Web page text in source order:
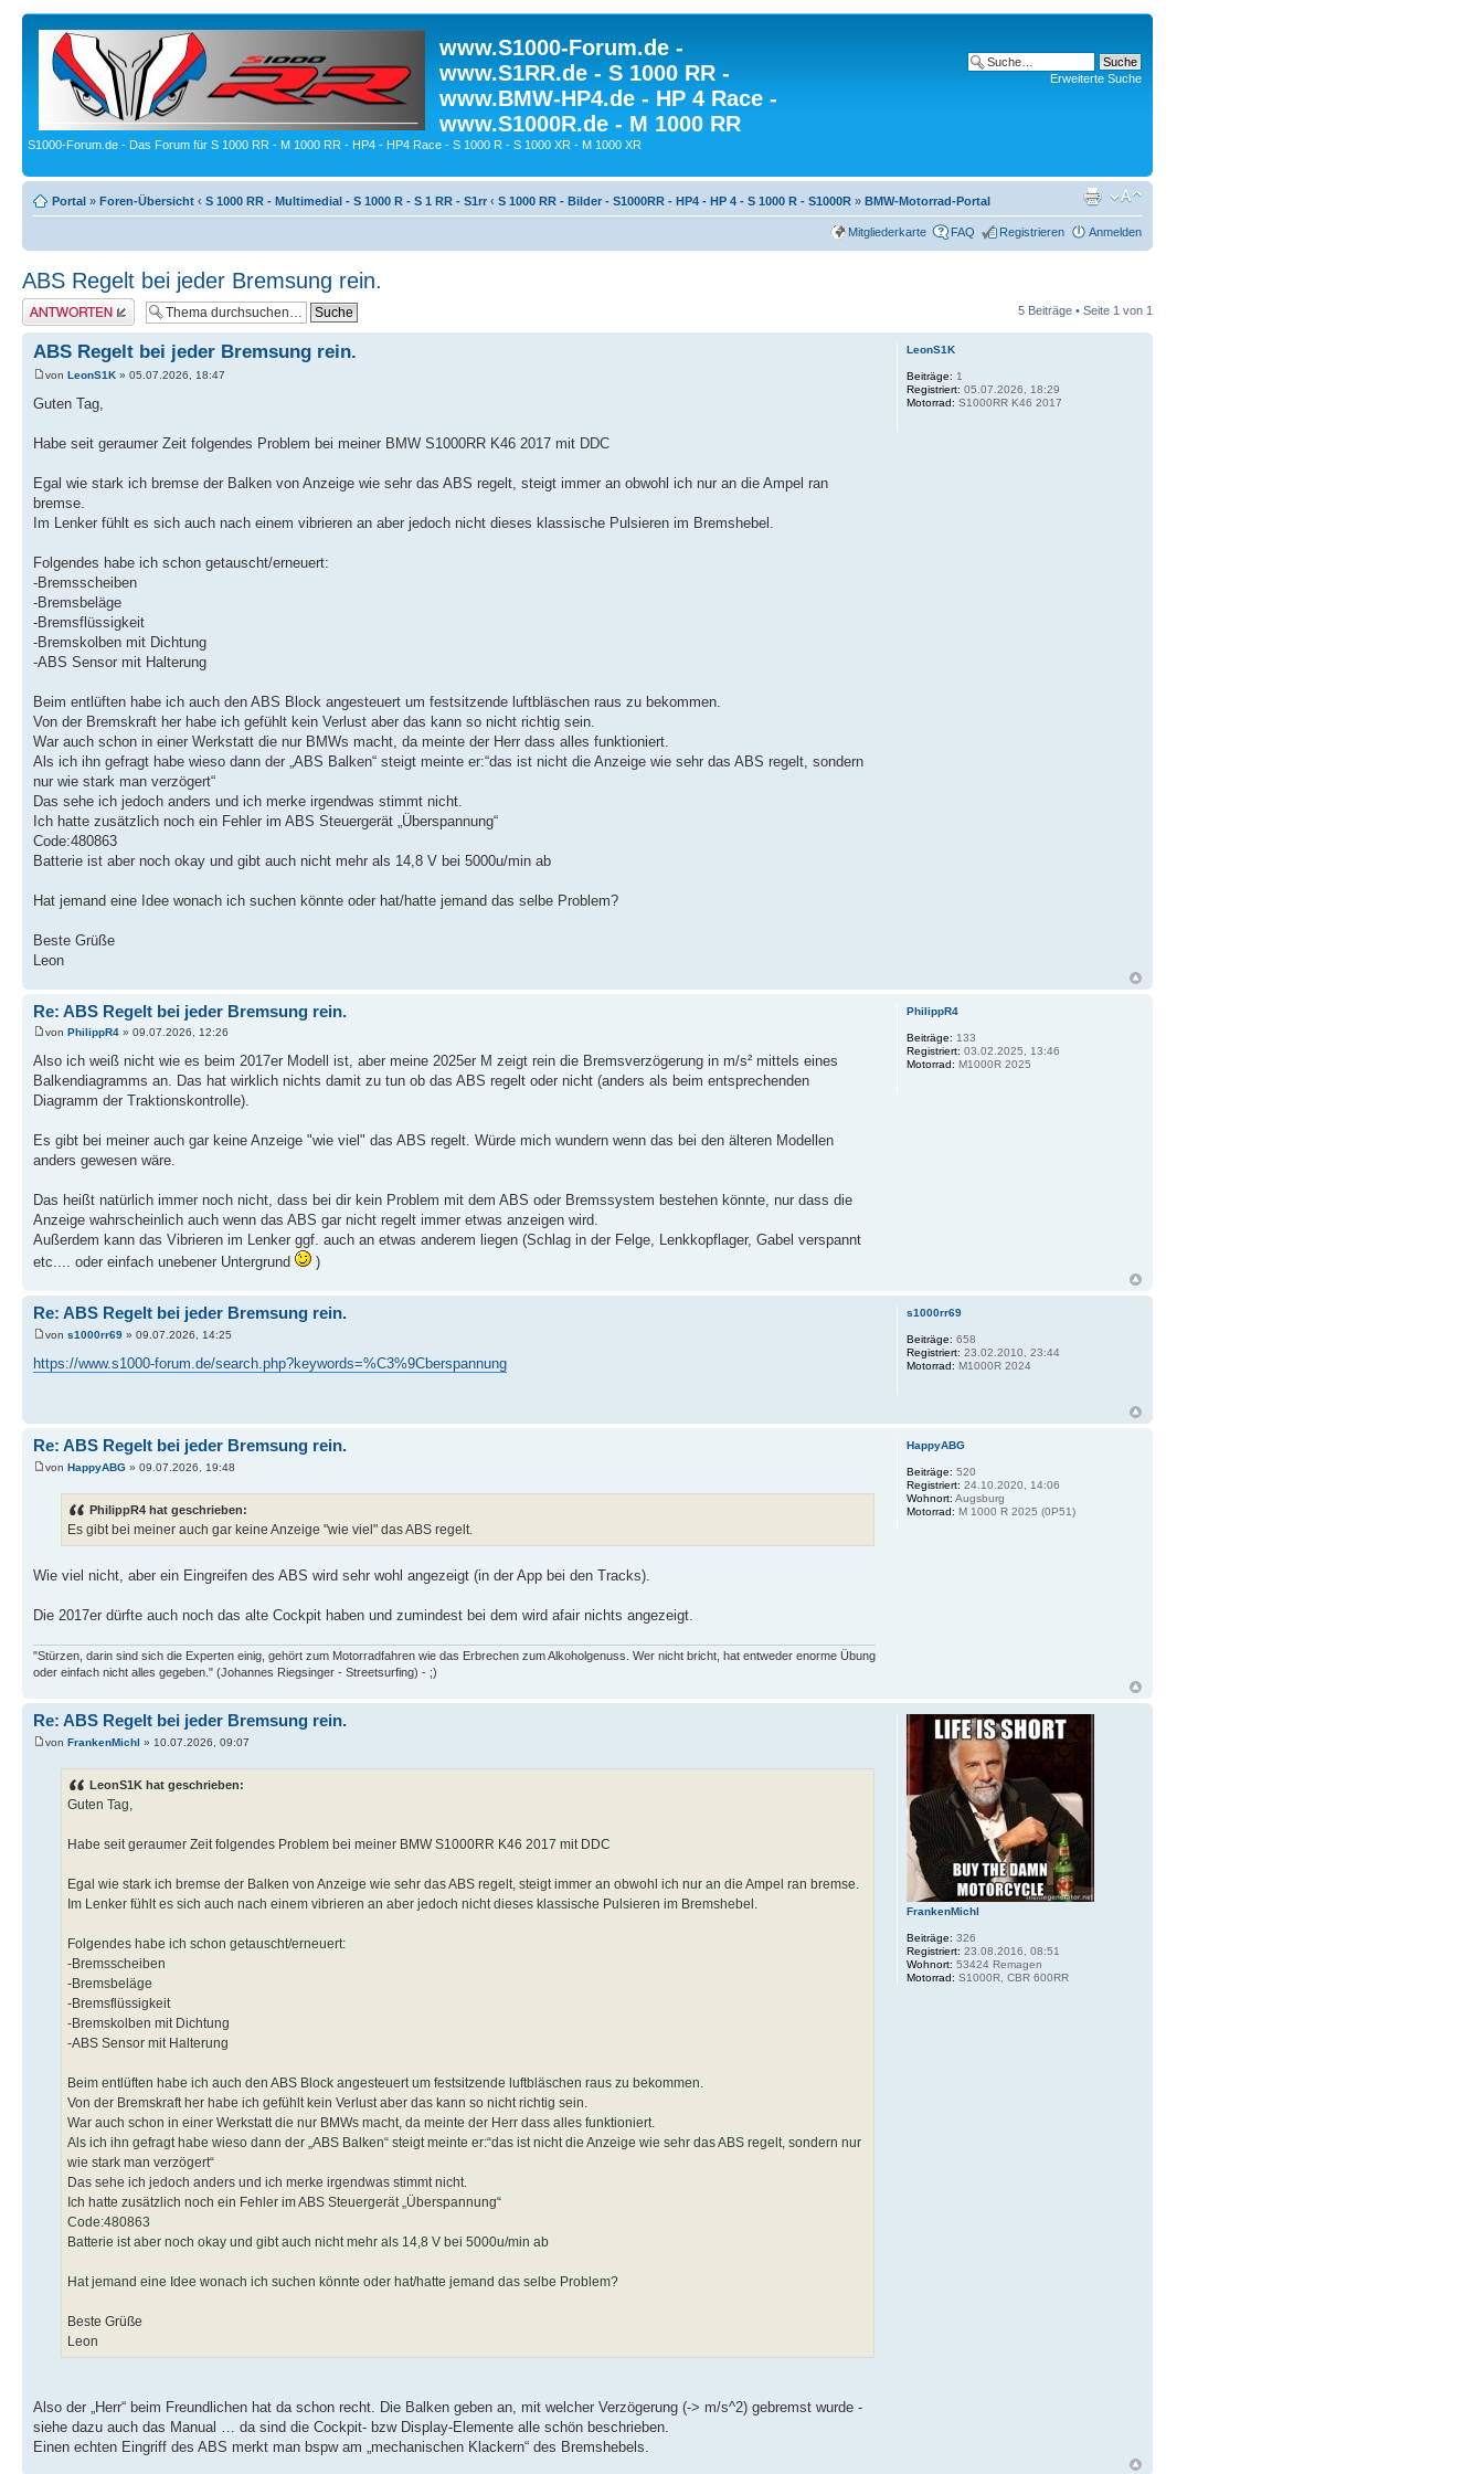
www.S1000-Forum.de -
www.S1RR.de - S 1000 RR -
www.BMW-HP4.de - HP 4 Race -
www.S1000R.de - M 1000 RR
S1000-Forum.de - Das Forum für S 1000 RR - M 1000 RR - HP4 - HP4 Race - S 1000 R - S 1000 XR - M 1000 XR
Erweiterte Suche
Portal » Foren-Übersicht ‹ S 1000 RR - Multimedial - S 1000 R - S 1 RR - S1rr ‹ S 1000 RR - Bilder - S1000RR - HP4 - HP 4 - S 1000 R - S1000R » BMW-Motorrad-Portal
Mitgliederkarte FAQ Registrieren Anmelden
ABS Regelt bei jeder Bremsung rein.
Antwort erstellen 5 Beiträge • Seite 1 von 1
ABS Regelt bei jeder Bremsung rein.
von LeonS1K » 05.07.2026, 18:47
Guten Tag,
Habe seit geraumer Zeit folgendes Problem bei meiner BMW S1000RR K46 2017 mit DDC
Egal wie stark ich bremse der Balken von Anzeige wie sehr das ABS regelt, steigt immer an obwohl ich nur an die Ampel ran
bremse.
Im Lenker fühlt es sich auch nach einem vibrieren an aber jedoch nicht dieses klassische Pulsieren im Bremshebel.
Folgendes habe ich schon getauscht/erneuert:
-Bremsscheiben
-Bremsbeläge
-Bremsflüssigkeit
-Bremskolben mit Dichtung
-ABS Sensor mit Halterung
Beim entlüften habe ich auch den ABS Block angesteuert um festsitzende luftbläschen raus zu bekommen.
Von der Bremskraft her habe ich gefühlt kein Verlust aber das kann so nicht richtig sein.
War auch schon in einer Werkstatt die nur BMWs macht, da meinte der Herr dass alles funktioniert.
Als ich ihn gefragt habe wieso dann der „ABS Balken“ steigt meinte er:“das ist nicht die Anzeige wie sehr das ABS regelt, sondern
nur wie stark man verzögert“
Das sehe ich jedoch anders und ich merke irgendwas stimmt nicht.
Ich hatte zusätzlich noch ein Fehler im ABS Steuergerät „Überspannung“
Code:480863
Batterie ist aber noch okay und gibt auch nicht mehr als 14,8 V bei 5000u/min ab
Hat jemand eine Idee wonach ich suchen könnte oder hat/hatte jemand das selbe Problem?
Beste Grüße
Leon
LeonS1K
Beiträge: 1
Registriert: 05.07.2026, 18:29
Motorrad: S1000RR K46 2017
Re: ABS Regelt bei jeder Bremsung rein.
von PhilippR4 » 09.07.2026, 12:26
Also ich weiß nicht wie es beim 2017er Modell ist, aber meine 2025er M zeigt rein die Bremsverzögerung in m/s² mittels eines
Balkendiagramms an. Das hat wirklich nichts damit zu tun ob das ABS regelt oder nicht (anders als beim entsprechenden
Diagramm der Traktionskontrolle).
Es gibt bei meiner auch gar keine Anzeige "wie viel" das ABS regelt. Würde mich wundern wenn das bei den älteren Modellen
anders gewesen wäre.
Das heißt natürlich immer noch nicht, dass bei dir kein Problem mit dem ABS oder Bremssystem bestehen könnte, nur dass die
Anzeige wahrscheinlich auch wenn das ABS gar nicht regelt immer etwas anzeigen wird.
Außerdem kann das Vibrieren im Lenker ggf. auch an etwas anderem liegen (Schlag in der Felge, Lenkkopflager, Gabel verspannt
etc.... oder einfach unebener Untergrund
)
PhilippR4
Beiträge: 133
Registriert: 03.02.2025, 13:46
Motorrad: M1000R 2025
Re: ABS Regelt bei jeder Bremsung rein.
von s1000rr69 » 09.07.2026, 14:25
https://www.s1000-forum.de/search.php?keywords=%C3%9Cberspannung
s1000rr69
Beiträge: 658
Registriert: 23.02.2010, 23:44
Motorrad: M1000R 2024
Re: ABS Regelt bei jeder Bremsung rein.
von HappyABG » 09.07.2026, 19:48
PhilippR4 hat geschrieben:
Es gibt bei meiner auch gar keine Anzeige "wie viel" das ABS regelt.
Wie viel nicht, aber ein Eingreifen des ABS wird sehr wohl angezeigt (in der App bei den Tracks).
Die 2017er dürfte auch noch das alte Cockpit haben und zumindest bei dem wird afair nichts angezeigt.
"Stürzen, darin sind sich die Experten einig, gehört zum Motorradfahren wie das Erbrechen zum Alkoholgenuss. Wer nicht bricht, hat entweder enorme Übung
oder einfach nicht alles gegeben." (Johannes Riegsinger - Streetsurfing) - ;)
HappyABG
Beiträge: 520
Registriert: 24.10.2020, 14:06
Wohnort: Augsburg
Motorrad: M 1000 R 2025 (0P51)
Re: ABS Regelt bei jeder Bremsung rein.
von FrankenMichl » 10.07.2026, 09:07
LeonS1K hat geschrieben:
Guten Tag,
Habe seit geraumer Zeit folgendes Problem bei meiner BMW S1000RR K46 2017 mit DDC
Egal wie stark ich bremse der Balken von Anzeige wie sehr das ABS regelt, steigt immer an obwohl ich nur an die Ampel ran bremse.
Im Lenker fühlt es sich auch nach einem vibrieren an aber jedoch nicht dieses klassische Pulsieren im Bremshebel.
Folgendes habe ich schon getauscht/erneuert:
-Bremsscheiben
-Bremsbeläge
-Bremsflüssigkeit
-Bremskolben mit Dichtung
-ABS Sensor mit Halterung
Beim entlüften habe ich auch den ABS Block angesteuert um festsitzende luftbläschen raus zu bekommen.
Von der Bremskraft her habe ich gefühlt kein Verlust aber das kann so nicht richtig sein.
War auch schon in einer Werkstatt die nur BMWs macht, da meinte der Herr dass alles funktioniert.
Als ich ihn gefragt habe wieso dann der „ABS Balken“ steigt meinte er:“das ist nicht die Anzeige wie sehr das ABS regelt, sondern nur
wie stark man verzögert“
Das sehe ich jedoch anders und ich merke irgendwas stimmt nicht.
Ich hatte zusätzlich noch ein Fehler im ABS Steuergerät „Überspannung“
Code:480863
Batterie ist aber noch okay und gibt auch nicht mehr als 14,8 V bei 5000u/min ab
Hat jemand eine Idee wonach ich suchen könnte oder hat/hatte jemand das selbe Problem?
Beste Grüße
Leon
Also der „Herr“ beim Freundlichen hat da schon recht. Die Balken geben an, mit welcher Verzögerung (-> m/s^2) gebremst wurde -
siehe dazu auch das Manual … da sind die Cockpit- bzw Display-Elemente alle schön beschrieben.
Einen echten Eingriff des ABS merkt man bspw am „mechanischen Klackern“ des Bremshebels.
FrankenMichl
Beiträge: 326
Registriert: 23.08.2016, 08:51
Wohnort: 53424 Remagen
Motorrad: S1000R, CBR 600RR